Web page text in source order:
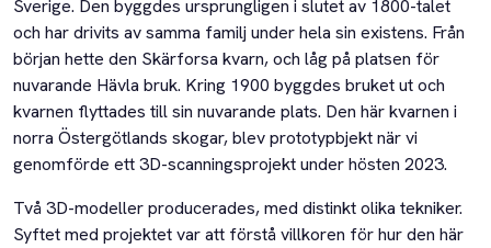
Sverige. Den byggdes ursprungligen i slutet av 1800-talet
och har drivits av samma familj under hela sin existens. Från
början hette den Skärforsa kvarn, och låg på platsen för
nuvarande Hävla bruk. Kring 1900 byggdes bruket ut och
kvarnen flyttades till sin nuvarande plats. Den här kvarnen i
norra Östergötlands skogar, blev prototypbjekt när vi
genomförde ett 3D-scanningsprojekt under hösten 2023.
Två 3D-modeller producerades, med distinkt olika tekniker.
Syftet med projektet var att förstå villkoren för hur den här